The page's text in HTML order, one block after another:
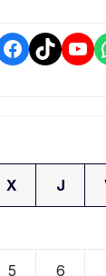
Facebook
TikTok
X J
5 6